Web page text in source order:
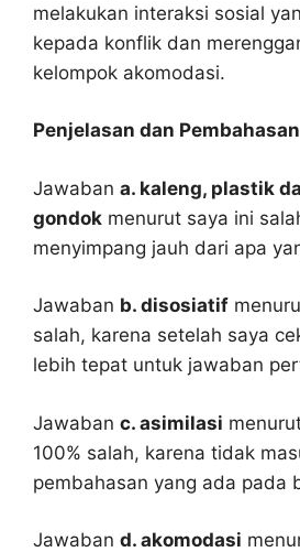
melakukan interaksi sosial
kepada konflik dan
kelompok akomodasi.
Penjelasan dan Pembahasan
Jawaban a. kaleng, plastik
gondok menurut saya ini
menyimpang jauh dari apa
Jawaban b. disosiatif
salah, karena setelah saya
lebih tepat untuk jawaban
Jawaban c. asimilasi
100% salah, karena tidak
pembahasan yang ada pada
Jawaban d. akomodasi